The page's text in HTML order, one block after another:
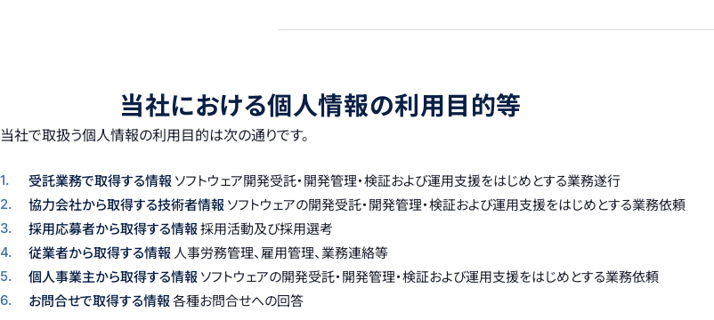
当社における個人情報の利用目的等
当社で取扱う個人情報の利用目的は次の通りです。
1. 受託業務で取得する情報 ソフトウェア開発受託・開発管理・検証および運用支援をはじめとする業務遂行
2. 協力会社から取得する技術者情報 ソフトウェアの開発受託・開発管理・検証および運用支援をはじめとする業務依頼
3. 採用応募者から取得する情報採用活動及び採用選考
4. 従業者から取得する情報 人事労務管理、雇用管理、業務連絡等
5. 個人事業主から取得する情報 ソフトウェアの開発受託・開発管理・検証および運用支援をはじめとする業務依頼
6. お問合せで取得する情報各種お問合せへの回答